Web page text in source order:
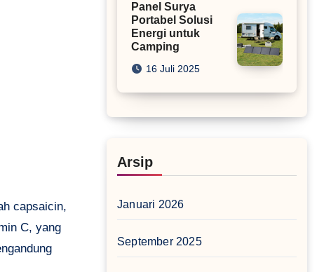
capsaicin,
C, yang
Panel Surya
Portabel Solusi
Energi untuk
Camping
16 Juli 2025
Arsip
Januari 2026
September 2025